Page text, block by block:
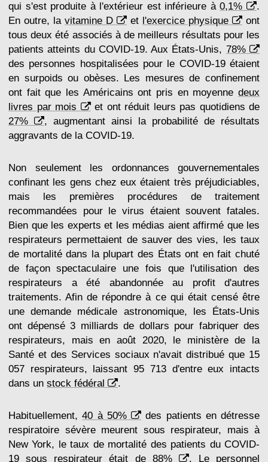
qui s'est produite à l'extérieur est inférieure à0,1%
.
En outre, la vitamine D et l'exercice physique
ont
tous deux été associés à de meilleurs résultats pour les
patients atteints du COVID-19. Aux États-Unis, 78%
des personnes hospitalisées pour le COVID-19 étaient
en surpoids ou obèses. Les mesures de confinement
ont fait que les Américains ont pris en moyenne deux
livres par mois
et ont réduit leurs pas quotidiens de
27%
, augmentant ainsi la probabilité de résultats
aggravants de la COVID-19.
Non seulement les ordonnances gouvernementales
confinant les gens chez eux étaient très préjudiciables,
mais les premières procédures de traitement
recommandées pour le virus étaient souvent fatales.
Bien que les experts et les médias aient affirmé que les
respirateurs permettaient de sauver des vies, les taux
de mortalité dans la plupart des États ont en fait chuté
de façon spectaculaire une fois que l'utilisation des
respirateurs a été abandonnée au profit d'autres
traitements. Afin de répondre à ce qui était censé être
une demande médicale astronomique, les États-Unis
ont dépensé 3 milliards de dollars pour fabriquer des
respirateurs, mais en août 2020, le ministère de la
Santé et des Services sociaux n'avait distribué que 15
057 respirateurs, laissant 95 713 d'entre eux intacts
dans un stock fédéral .
Habituellement,40 à 50%
des patients en détresse
respiratoire sévère meurent sous respirateur, mais à
New York, le taux de mortalité des patients du COVID-
19 sous respirateur était de 88% . Le personnel